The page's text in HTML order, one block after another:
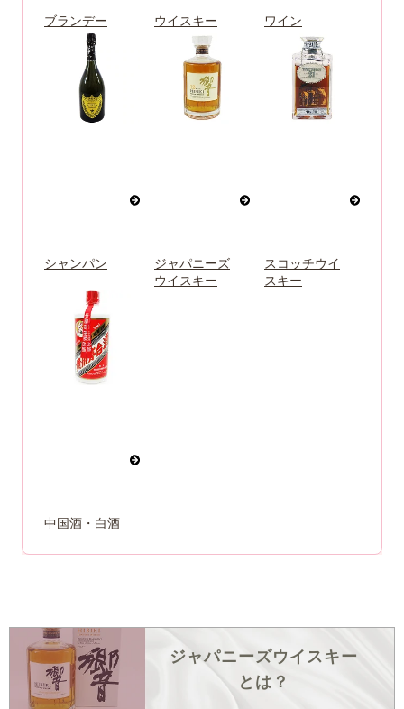
ブランデー ウイスキー ワイン
シャンパン
ジャパニーズ
ウイスキー
スコッチウイ
スキー
中国酒・白酒
ジャパニーズウイスキー
とは？